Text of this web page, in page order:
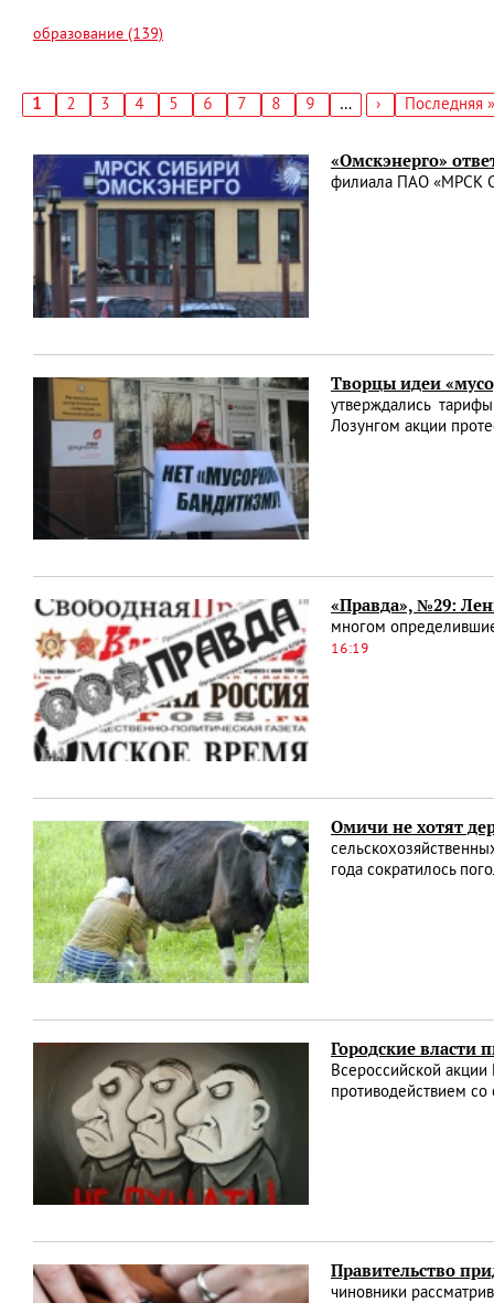
образование (139)
Текущая
1 Страница
2 Страница
3 Страница
4 Страница
5 Страница
6 Страница
7 Страница
8 Страница
9 …
Следующая
›
Последняя
Последняя »
«Омскэнерго»
филиала ПАО «МРСК
Творцы идеи
утверждались
Лозунгом акции
«Правда», №29:
многом
16:19
Омичи не хотят
года сократилось
Городские власти
Всероссийской
противодействием
Правительство
чиновники